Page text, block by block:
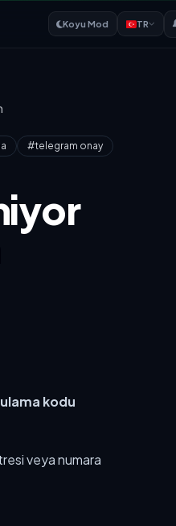
Koyu Mod TR
#telegram onay
kodu
veya numara